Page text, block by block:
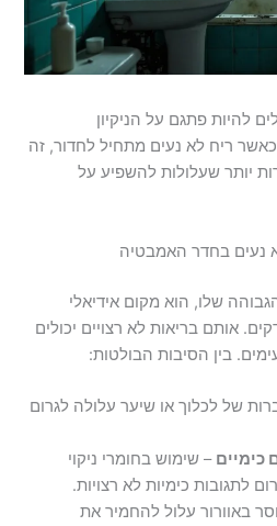
להיות פתגם על הניקיון
ריח לא נעים מתחיל לחדור, זה
יותר שעלולות להשפיע על
נעים בחדר האמבטיה
שלו, הוא מקום אידיאלי
אותם בריאות לא רצויים יכולים
בין הסיבות הבולטות:
של לכלוך או שיער עלולה לגרום
כימיים – שימוש בחומרי ניקוי
לתגובות כימיות לא רצויות.
באוורור עלול להחמיר את